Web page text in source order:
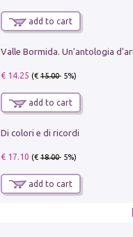
add to cart
Valle Bormida. Un'antologia
€ 14.25 (€15.00- 5%)
add to cart
Di colori e di ricordi
€ 17.10 (€18.00- 5%)
add to cart